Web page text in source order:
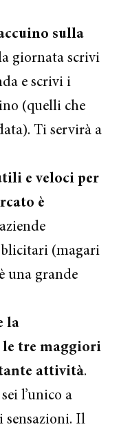
sulla
giornata scrivi
e scrivi i
(quelli che
Ti servirà a
e veloci per
è
(magari
una grande
la
le tre maggiori
attività.
l’unico a
sensazioni. Il